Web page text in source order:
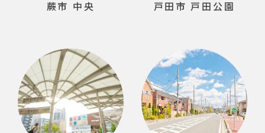
蕨市 中央 戸田市 戸田公園